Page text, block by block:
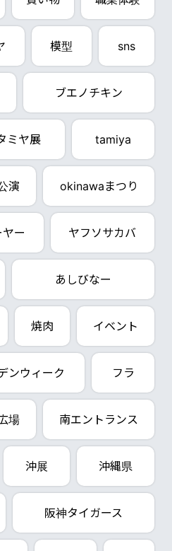
模型 sns
ブエノチキン
ミヤ展 tamiya
演 okinawaまつり
ヤー ヤフソサカバ
あしびなー
焼肉 イベント
ンウィーク フラ
場 南エントランス
沖展 沖縄県
阪神タイガース